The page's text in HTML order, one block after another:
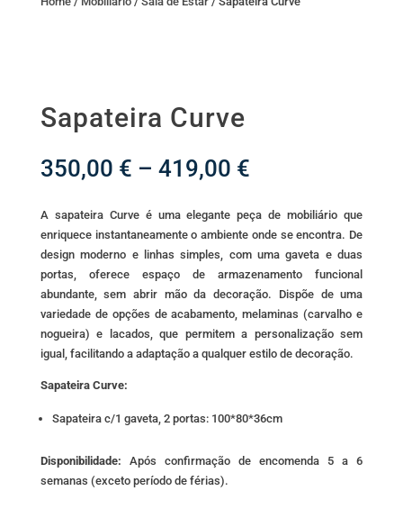
Sapateira Curve
350,00 € – 419,00 €Price
350,00 €
through
419,00 €
A sapateira Curve é uma elegante peça de mobiliário que
enriquece instantaneamente o ambiente onde se encontra. De
design moderno e linhas simples, com uma gaveta e duas
portas, oferece espaço de armazenamento funcional
abundante, sem abrir mão da decoração. Dispõe de uma
variedade de opções de acabamento, melaminas (carvalho e
nogueira) e lacados, que permitem a personalização sem
igual, facilitando a adaptação a qualquer estilo de decoração.
Sapateira Curve:
Sapateira c/1 gaveta, 2 portas: 100*80*36cm
Disponibilidade: Após confirmação de encomenda 5 a 6
semanas (exceto período de férias).